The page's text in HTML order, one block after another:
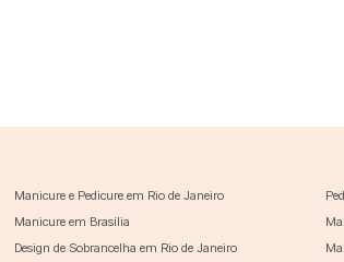
Manicure e Pedicure em Rio de Janeiro
Manicure em Brasília
Design de Sobrancelha em Rio de Janeiro